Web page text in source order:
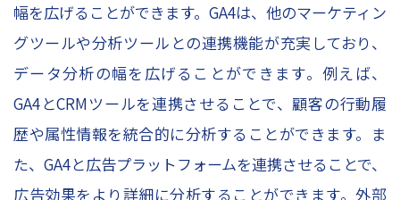
幅を広げることができます。GA4は、他のマーケティン
グツールや分析ツールとの連携機能が充実しており、
データ分析の幅を広げることができます。例えば、
GA4とCRMツールを連携させることで、顧客の行動履
歴や属性情報を統合的に分析することができます。ま
た、GA4と広告プラットフォームを連携させることで、
広告効果をより詳細に分析することができます。外部